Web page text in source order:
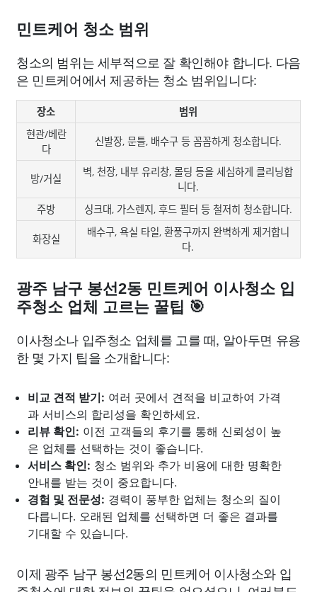
민트케어 청소 범위
청소의 범위는 세부적으로 잘 확인해야 합니다. 다음
은 민트케어에서 제공하는 청소 범위입니다:
장소
범위
현관/베란
다
신발장, 문틀, 배수구 등 꼼꼼하게 청소합니다.
방/거실
벽, 천장, 내부 유리창, 몰딩 등을 세심하게 클리닝합
니다.
주방
싱크대, 가스렌지, 후드 필터 등 철저히 청소합니다.
화장실
배수구, 욕실 타일, 환풍구까지 완벽하게 제거합니
다.
광주 남구 봉선2동 민트케어 이사청소 입
주청소 업체 고르는 꿀팁 🎯
이사청소나 입주청소 업체를 고를 때, 알아두면 유용
한 몇 가지 팁을 소개합니다:
비교 견적 받기: 여러 곳에서 견적을 비교하여 가격
과 서비스의 합리성을 확인하세요.
리뷰 확인: 이전 고객들의 후기를 통해 신뢰성이 높
은 업체를 선택하는 것이 좋습니다.
서비스 확인: 청소 범위와 추가 비용에 대한 명확한
안내를 받는 것이 중요합니다.
경험 및 전문성: 경력이 풍부한 업체는 청소의 질이
다릅니다. 오래된 업체를 선택하면 더 좋은 결과를
기대할 수 있습니다.
이제 광주 남구 봉선2동의 민트케어 이사청소와 입